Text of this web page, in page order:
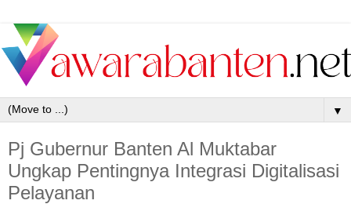
▼
Pj Gubernur Banten Al Muktabar
Ungkap Pentingnya Integrasi Digitalisasi
Pelayanan